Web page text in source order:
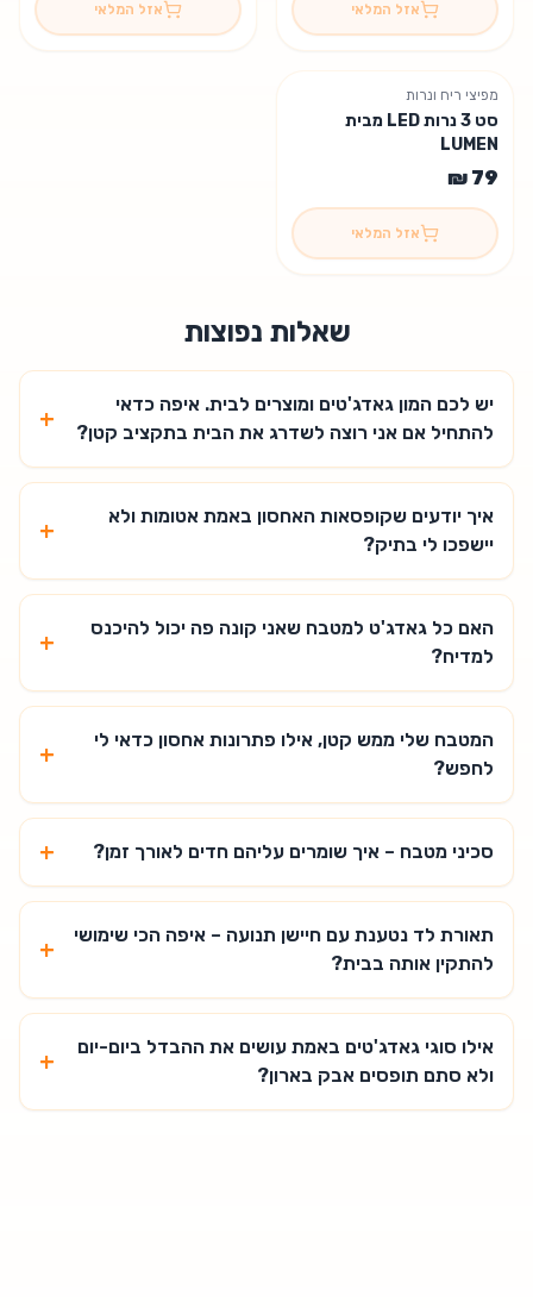
אזל המלאי אזל המלאי
אזל המלאי 😢
מפיצי ריח ונרות
סט 3 נרות LED מבית
LUMEN
אזל המלאי
שאלות נפוצות
יש לכם המון גאדג'טים ומוצרים לבית. איפה כדאי
להתחיל אם אני רוצה לשדרג את הבית בתקציב קטן?
+
איך יודעים שקופסאות האחסון באמת אטומות ולא
יישפכו לי בתיק?
+
האם כל גאדג'ט למטבח שאני קונה פה יכול להיכנס
למדיח?
+
המטבח שלי ממש קטן, אילו פתרונות אחסון כדאי לי
לחפש?
+
סכיני מטבח – איך שומרים עליהם חדים לאורך זמן? +
תאורת לד נטענת עם חיישן תנועה – איפה הכי שימושי
להתקין אותה בבית?
+
אילו סוגי גאדג'טים באמת עושים את ההבדל ביום-יום
ולא סתם תופסים אבק בארון?
+